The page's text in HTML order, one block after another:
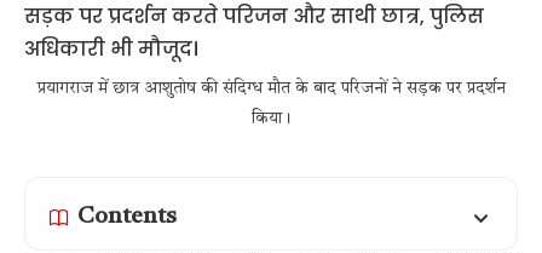
प्रयागराज में छात्र आशुतोष की संदिग्ध मौत के बाद परिजनों ने सड़क पर प्रदर्शन
किया।
Contents